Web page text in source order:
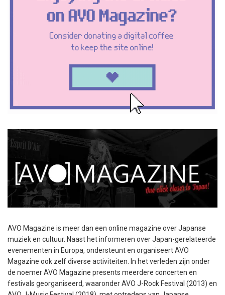
AVO Magazine is meer dan een online magazine over Japanse
muziek en cultuur. Naast het informeren over Japan-gerelateerde
evenementen in Europa, ondersteunt en organiseert AVO
Magazine ook zelf diverse activiteiten. In het verleden zijn onder
de noemer AVO Magazine presents meerdere concerten en
festivals georganiseerd, waaronder AVO J-Rock Festival (2013) en